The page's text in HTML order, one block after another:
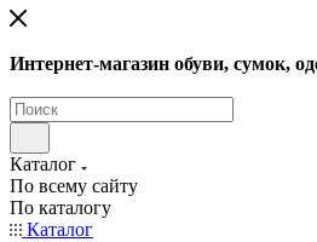
Интернет-магазин обуви, сумок,
Каталог
По всему сайту
По каталогу
Каталог